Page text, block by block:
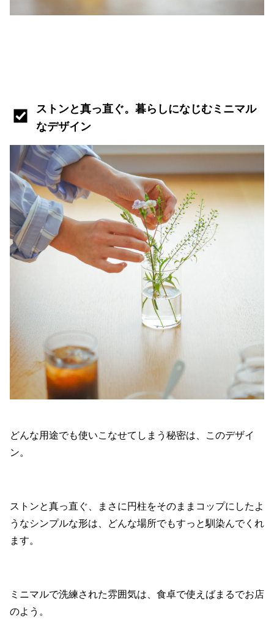
ストンと真っ直ぐ。暮らしになじむミニマル
なデザイン
どんな用途でも使いこなせてしまう秘密は、このデザイ
ン。
ストンと真っ直ぐ、まさに円柱をそのままコップにしたよ
うなシンプルな形は、どんな場所でもすっと馴染んでくれ
ます。
ミニマルで洗練された雰囲気は、食卓で使えばまるでお店
のよう。